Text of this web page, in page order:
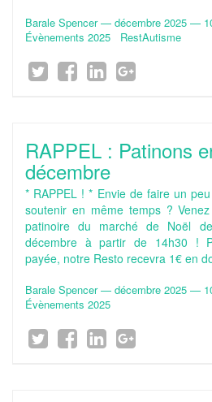
Barale Spencer— décembre 2025 —
Évènements 2025
RestAutisme
RAPPEL : Patinons
décembre
* RAPPEL ! * Envie de faire un
soutenir en même temps ?
patinoire du marché de Noël
décembre à partir de 14h30 !
payée, notre Resto recevra 1€ en
Barale Spencer— décembre 2025 —
Évènements 2025